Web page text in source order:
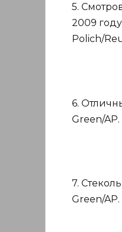
5.
2009
Polich/
6.
Green/AP.
7.
Green/AP.